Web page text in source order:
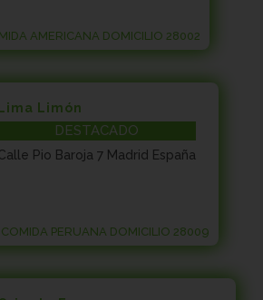
AMERICANA DOMICILIO 28002
Lima Limón
DESTACADO
Pio Baroja 7 Madrid España
COMIDA PERUANA DOMICILIO 28009